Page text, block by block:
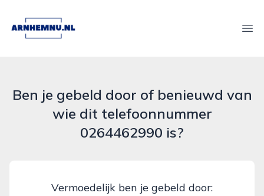
arnhemnu.nl
Ben je gebeld door of benieuwd van
wie dit telefoonnummer
0264462990 is?
Vermoedelijk ben je gebeld door: